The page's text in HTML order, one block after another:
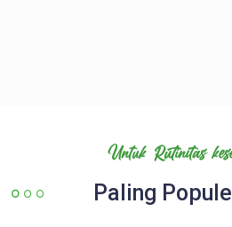
Untuk Rutinitas
Paling